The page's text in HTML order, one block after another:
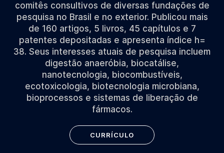
comitês consultivos de diversas fundações de
pesquisa no Brasil e no exterior. Publicou mais
de 160 artigos, 5 livros, 45 capítulos e 7
patentes depositadas e apresenta índice h=
38. Seus interesses atuais de pesquisa incluem
digestão anaeróbia, biocatálise,
nanotecnologia, biocombustíveis,
ecotoxicologia, biotecnologia microbiana,
bioprocessos e sistemas de liberação de
fármacos.
CURRÍCULO